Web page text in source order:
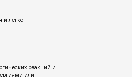
и легко
реакций и
или